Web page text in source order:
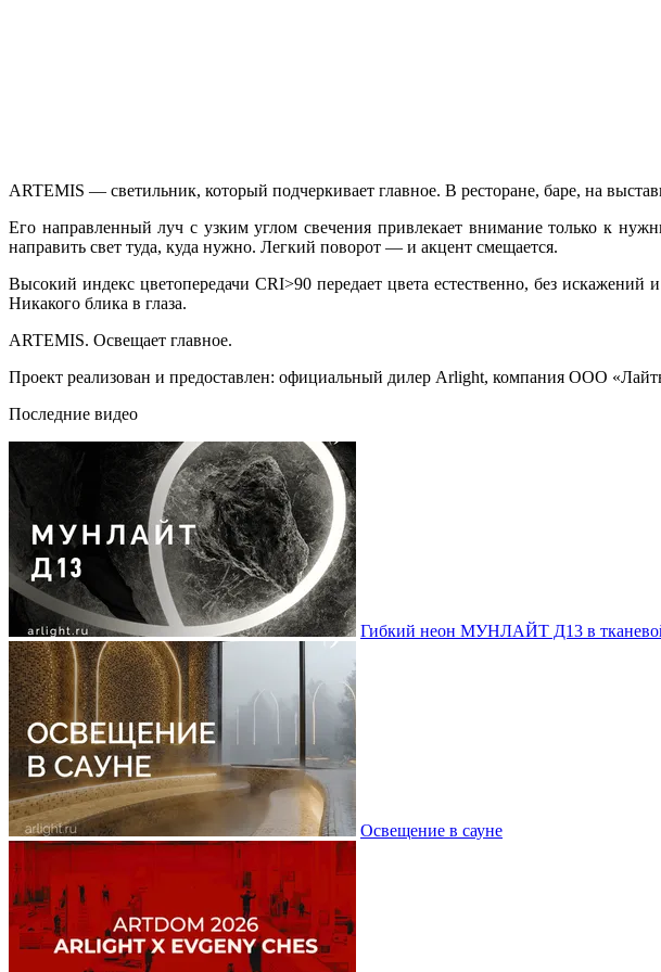
ARTEMIS — светильник, который подчеркивает главное. В ресторане, баре, на
Его направленный луч с узким углом свечения привлекает внимание только к
направить свет туда, куда нужно. Легкий поворот — и акцент смещается.
Высокий индекс цветопередачи CRI>90 передает цвета естественно, без
Никакого блика в глаза.
ARTEMIS. Освещает главное.
Проект реализован и предоставлен: официальный дилер Arlight, компания ООО
Последние видео
Гибкий неон МУНЛАЙТ Д13 в
Освещение в сауне